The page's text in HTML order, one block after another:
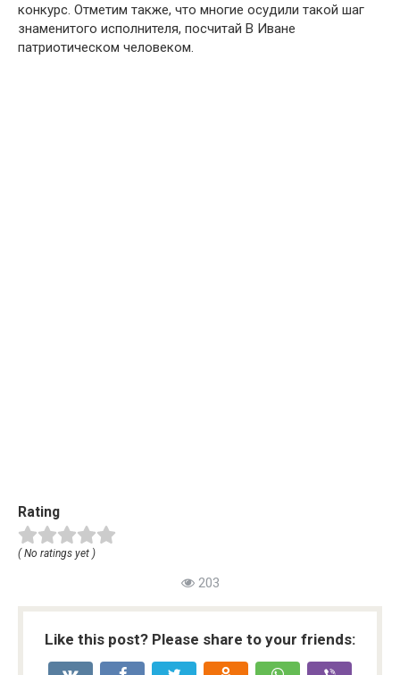
конкурс. Отметим также, что многие осудили такой шаг
знаменитого исполнителя, посчитай В Иване
патриотическом человеком.
Rating
( No ratings yet )
203
Like this post? Please share to your friends: